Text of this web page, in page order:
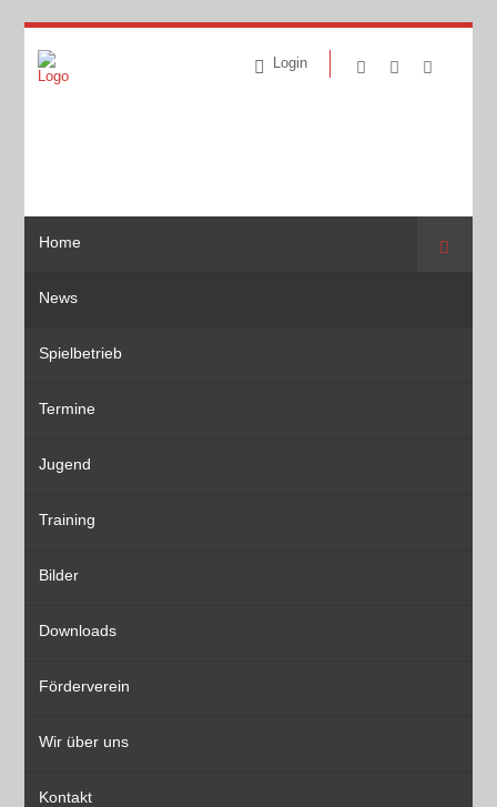
Login
Home
News
Spielbetrieb
Termine
Jugend
Training
Bilder
Downloads
Förderverein
Wir über uns
Kontakt
Suche